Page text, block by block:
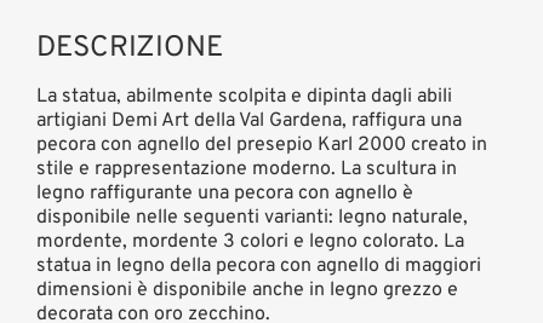
DESCRIZIONE
La statua, abilmente scolpita e dipinta dagli abili
artigiani Demi Art della Val Gardena, raffigura una
pecora con agnello del presepio Karl 2000 creato in
stile e rappresentazione moderno. La scultura in
legno raffigurante una pecora con agnello è
disponibile nelle seguenti varianti: legno naturale,
mordente, mordente 3 colori e legno colorato. La
statua in legno della pecora con agnello di maggiori
dimensioni è disponibile anche in legno grezzo e
decorata con oro zecchino.